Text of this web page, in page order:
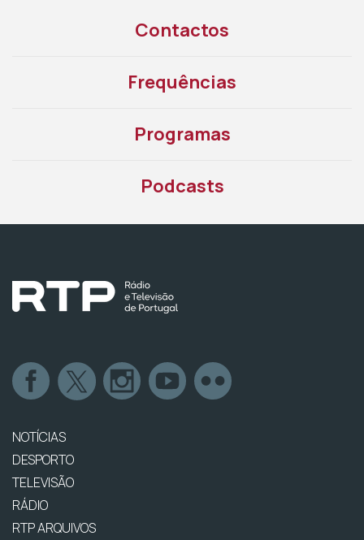
Contactos
Frequências
Programas
Podcasts
NOTÍCIAS
DESPORTO
TELEVISÃO
RÁDIO
RTP ARQUIVOS